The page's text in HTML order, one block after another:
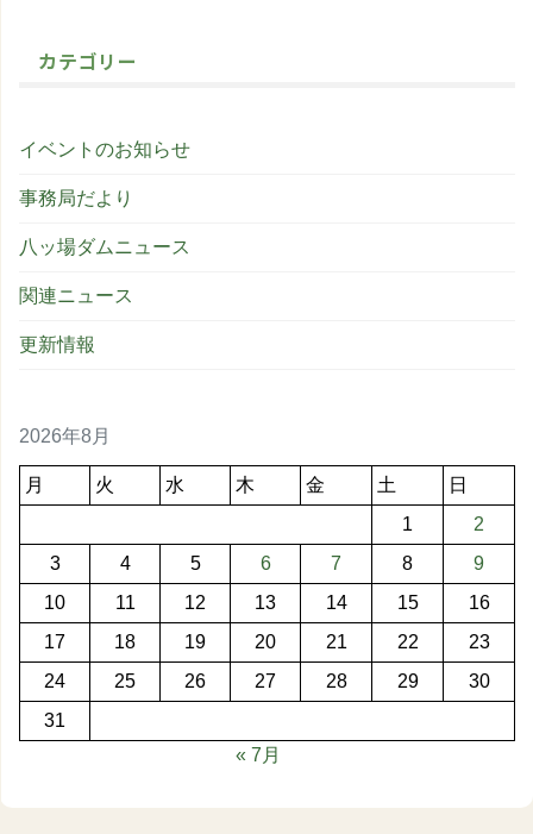
カテゴリー
イベントのお知らせ
事務局だより
八ッ場ダムニュース
関連ニュース
更新情報
2026年8月
月 火 水 木 金 土
日
1
2
3
4 5 6 7 8
9
10
11 12 13 14 15
16
17
18 19 20 21 22
23
24
25 26 27 28 29
30
31
« 7月